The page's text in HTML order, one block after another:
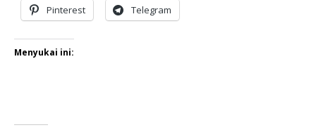
Pinterest Telegram
Menyukai ini: